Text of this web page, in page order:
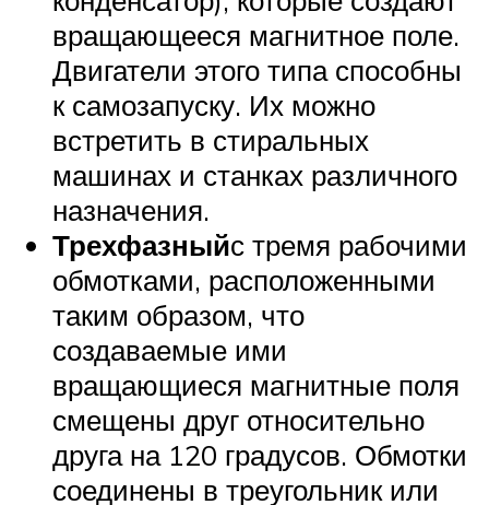
вращающееся магнитное поле.
Двигатели этого типа способны
к самозапуску. Их можно
встретить в стиральных
машинах и станках различного
назначения.
Трехфазныйс тремя рабочими
обмотками, расположенными
таким образом, что
создаваемые ими
вращающиеся магнитные поля
смещены друг относительно
друга на 120 градусов. Обмотки
соединены в треугольник или